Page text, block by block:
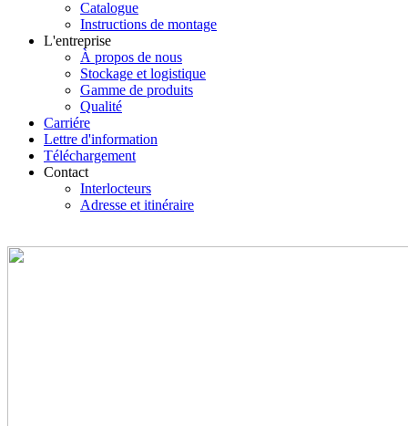
Catalogue
Instructions de montage
L'entreprise
À propos de nous
Stockage et logistique
Gamme de produits
Qualité
Carriére
Lettre d'information
Téléchargement
Contact
Interlocteurs
Adresse et itinéraire